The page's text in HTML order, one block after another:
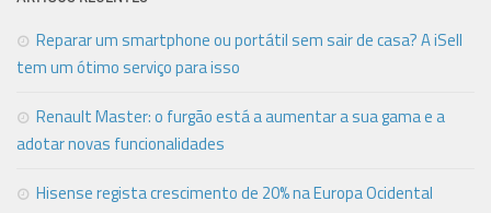
Reparar um smartphone ou portátil sem sair de casa? A iSell
tem um ótimo serviço para isso
Renault Master: o furgão está a aumentar a sua gama e a
adotar novas funcionalidades
Hisense regista crescimento de 20% na Europa Ocidental